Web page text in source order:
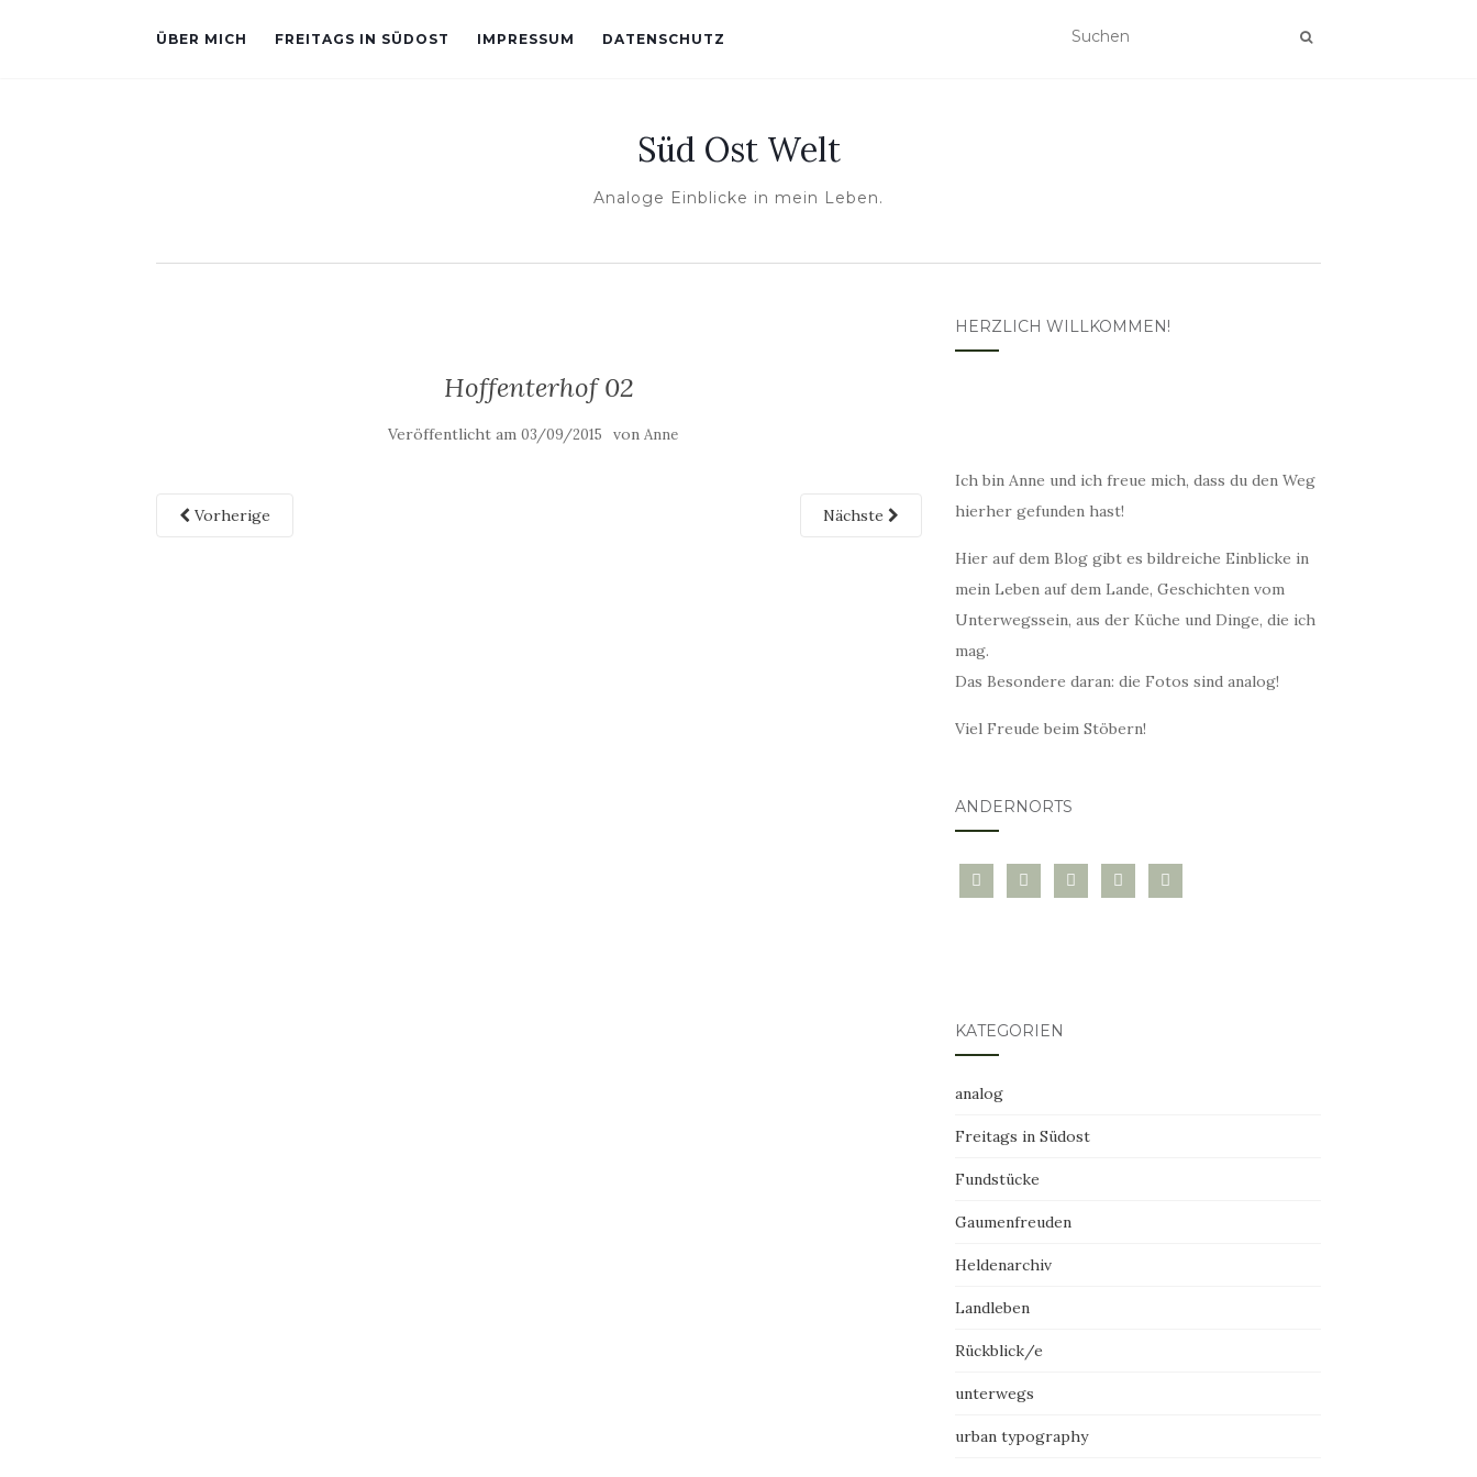
ÜBER MICH FREITAGS IN SÜDOST IMPRESSUM DATENSCHUTZ
Süd Ost Welt
Analoge Einblicke in mein Leben.
Hoffenterhof 02
Veröffentlicht am03/09/2015 vonAnne
Vorherige Nächste
HERZLICH WILLKOMMEN!
Ich bin Anne und ich freue mich, dass du den Weg
hierher gefunden hast!
Hier auf dem Blog gibt es bildreiche Einblicke in
mein Leben auf dem Lande, Geschichten vom
Unterwegssein, aus der Küche und Dinge, die ich
mag.
Das Besondere daran: die Fotos sind analog!
Viel Freude beim Stöbern!
ANDERNORTS
bloglovininstagramtwitter pinterest
mail
KATEGORIEN
analog
Freitags in Südost
Fundstücke
Gaumenfreuden
Heldenarchiv
Landleben
Rückblick/e
unterwegs
urban typography